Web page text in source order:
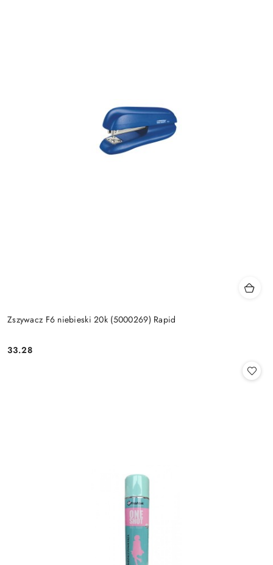
Zszywacz F6 niebieski 20k (5000269) Rapid
Cena:
33.28